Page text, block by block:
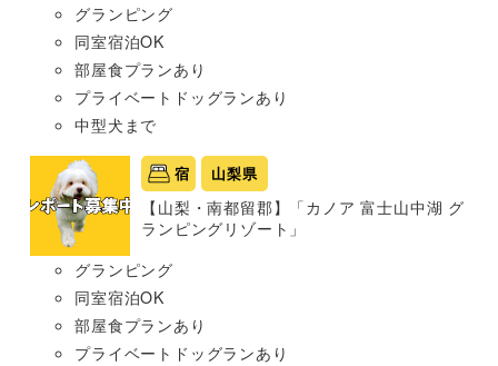
グランピング
同室宿泊OK
部屋食プランあり
プライベートドッグランあり
中型犬まで
宿 山梨県
【山梨・南都留郡】「カノア 富士山中湖 グ
ランピングリゾート」
グランピング
同室宿泊OK
部屋食プランあり
プライベートドッグランあり